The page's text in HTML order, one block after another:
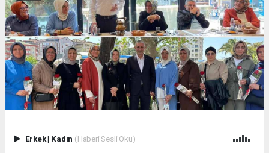
Erkek| Kadın (Haberi Sesli Oku)